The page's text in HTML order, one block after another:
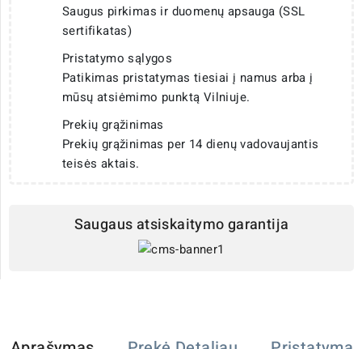
Saugus pirkimas ir duomenų apsauga (SSL
sertifikatas)
Pristatymo sąlygos
Patikimas pristatymas tiesiai į namus arba į
mūsų atsiėmimo punktą Vilniuje.
Prekių grąžinimas
Prekių grąžinimas per 14 dienų vadovaujantis
teisės aktais.
Saugaus atsiskaitymo garantija